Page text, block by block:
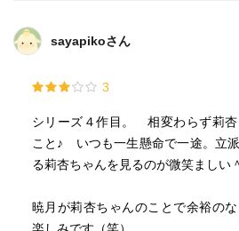
sayapikoさん
3
シリーズ４作目。 相変わらず莉
こと♪ いつも一生懸命で一途。立
る莉杏ちゃんを見るのが微笑ましい
暁月が莉杏ちゃんのことで余裕の